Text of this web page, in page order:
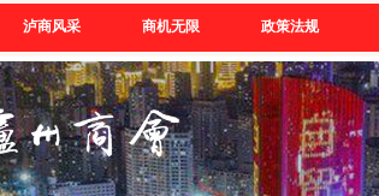
泸商风采 商机无限 政策法规